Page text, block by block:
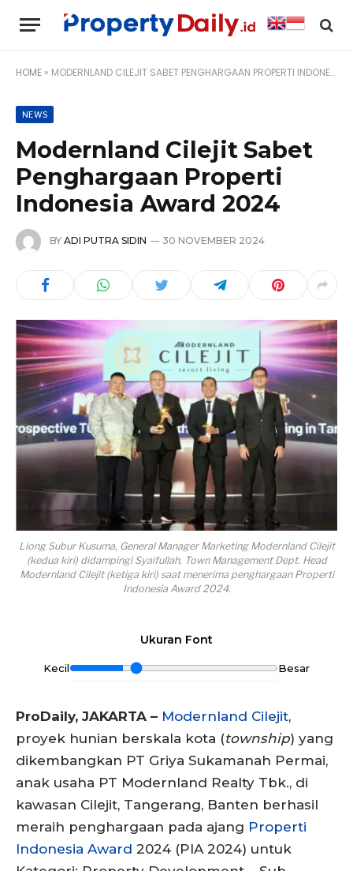
HOME » MODERNLAND CILEJIT SABET PENGHARGAAN PROPERTI INDONESIA AWARD 2024
NEWS
Modernland Cilejit Sabet
Penghargaan Properti
Indonesia Award 2024
BY ADI PUTRA SIDIN 30 NOVEMBER 2024
Liong Subur Kusuma, General Manager Marketing Modernland Cilejit
(kedua kiri) didampingi Syaifullah, Town Management Dept. Head
Modernland Cilejit (ketiga kiri) saat menerima penghargaan Properti
Indonesia Award 2024.
Ukuran Font
Kecil Besar
ProDaily, JAKARTA – Modernland Cilejit,
proyek hunian berskala kota (township) yang
dikembangkan PT Griya Sukamanah Permai,
anak usaha PT Modernland Realty Tbk., di
kawasan Cilejit, Tangerang, Banten berhasil
meraih penghargaan pada ajang Properti
Indonesia Award 2024 (PIA 2024) untuk